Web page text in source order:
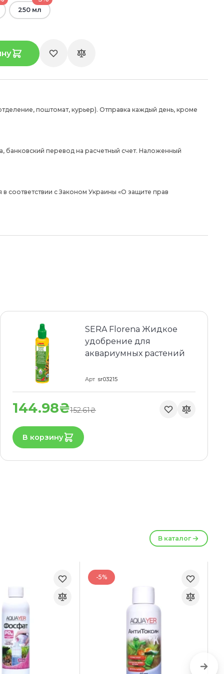
250 мл
поштомат, курьер). Отправка каждый день, кроме
банковский перевод на расчетный счет. Наложенный
соответствии с Законом Украины «О защите прав
SERA Florena Жидкое
удобрение для
аквариумных растений
Арт sr03215
144.98₴152.61₴
В корзину
В каталог
-5%